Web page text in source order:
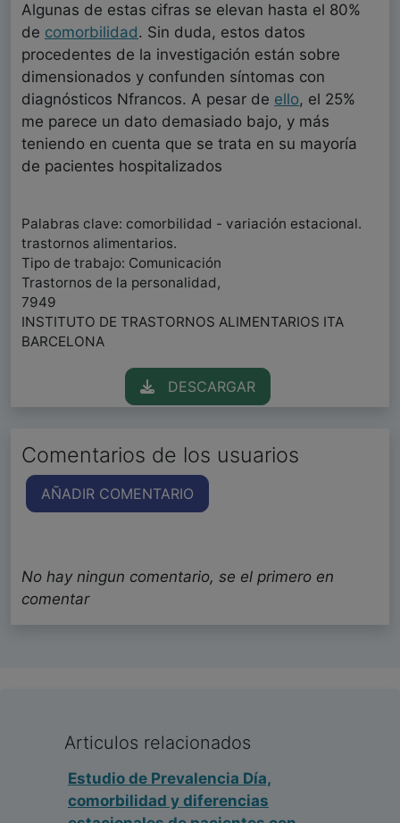
Algunas de estas cifras se elevan hasta el 80%
de comorbilidad. Sin duda, estos datos
procedentes de la investigación están sobre
dimensionados y confunden síntomas con
diagnósticos Nfrancos. A pesar de ello, el 25%
me parece un dato demasiado bajo, y más
teniendo en cuenta que se trata en su mayoría
de pacientes hospitalizados
Palabras clave: comorbilidad - variación estacional.
trastornos alimentarios.
Tipo de trabajo: Comunicación
Trastornos de la personalidad,
7949
INSTITUTO DE TRASTORNOS ALIMENTARIOS ITA
BARCELONA
DESCARGAR
Comentarios de los usuarios
AÑADIR COMENTARIO
No hay ningun comentario, se el primero en
comentar
Articulos relacionados
Estudio de Prevalencia Día,
comorbilidad y diferencias